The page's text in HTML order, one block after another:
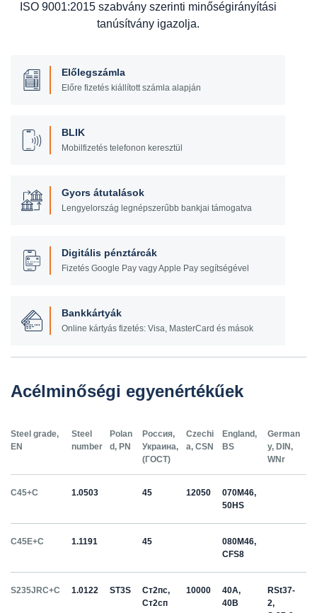
ISO 9001:2015 szabvány szerinti minőségirányítási
tanúsítvány igazolja.
Előlegszámla
Előre fizetés kiállított számla alapján
BLIK
Mobilfizetés telefonon keresztül
Gyors átutalások
Lengyelország legnépszerűbb bankjai támogatva
Digitális pénztárcák
Fizetés Google Pay vagy Apple Pay segítségével
Bankkártyák
Online kártyás fizetés: Visa, MasterCard és mások
Acélminőségi egyenértékűek
Steel grade,
EN
Steel
number
Polan
d, PN
Россия,
Украина,
(ГОСТ)
Czechi
a, CSN
England,
BS
German
y, DIN,
WNr
C45+C 1.0503 45 12050
070M46,
50HS
C45E+C 1.1191 45
080M46,
CFS8
S235JRC+C 1.0122 ST3S
Ст2пс,
Ст2сп
10000
40A,
40B
RSt37-
2,